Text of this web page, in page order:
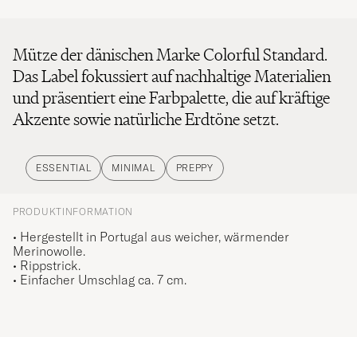
Mütze der dänischen Marke Colorful Standard.
Das Label fokussiert auf nachhaltige Materialien
und präsentiert eine Farbpalette, die auf kräftige
Akzente sowie natürliche Erdtöne setzt.
ESSENTIAL MINIMAL PREPPY
PRODUKTINFORMATION
• Hergestellt in Portugal aus weicher, wärmender
Merinowolle.
• Rippstrick.
• Einfacher Umschlag ca. 7 cm.